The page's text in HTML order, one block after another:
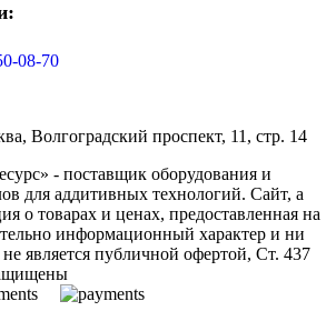
08-70
Волгоградский проспект, 11, стр. 14
- поставщик оборудования и
для аддитивных технологий. Сайт, а
о товарах и ценах, предоставленная на
информационный характер и ни
является публичной офертой, Ст. 437